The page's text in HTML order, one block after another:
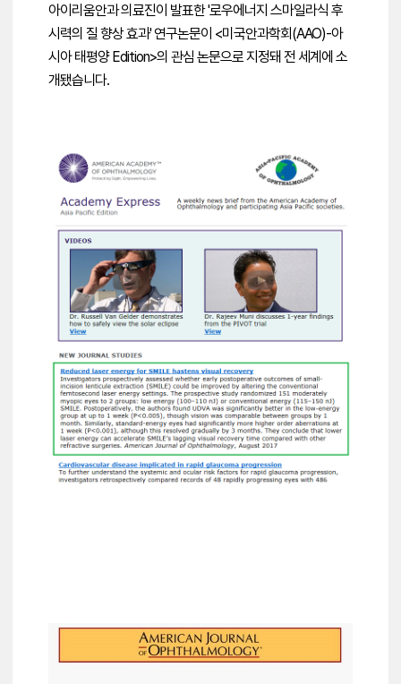
아이리움안과 의료진이 발표한'로우에너지 스마일라식 후
시력의 질 향상 효과' 연구논문이 <미국안과학회(AAO)-아
시아 태평양 Edition>의 관심 논문으로 지정돼 전 세계에 소
개됐습니다.